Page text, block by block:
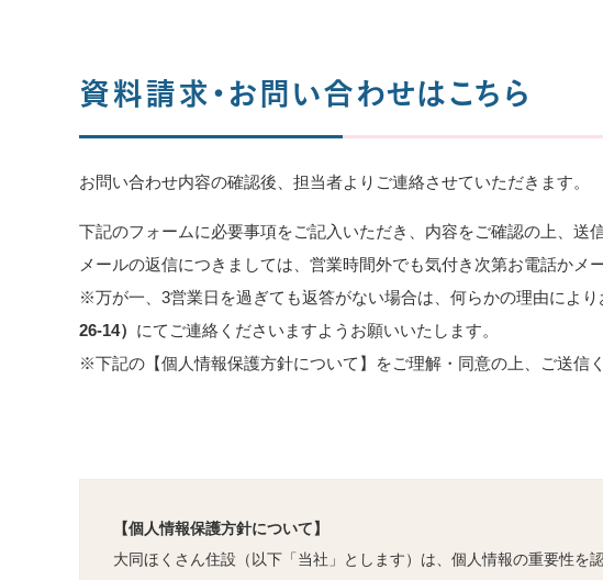
資料請求・お問い合わせはこちら
お問い合わせ内容の確認後、担当者よりご連絡させていただきます。
下記のフォームに必要事項をご記入いただき、内容をご確認の上、送
メールの返信につきましては、営業時間外でも気付き次第お電話かメ
※万が一、3営業日を過ぎても返答がない場合は、何らかの理由によ
26-14） にてご連絡くださいますようお願いいたします。
※下記の【個人情報保護方針について】をご理解・同意の上、ご送信く
【個人情報保護方針について】
大同ほくさん住設（以下「当社」とします）は、個人情報の重要性